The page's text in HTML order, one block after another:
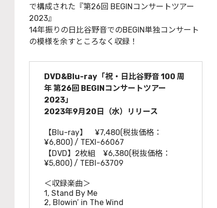
で構成された『第26回 BEGINコンサートツアー
2023』
14年振りの日比谷野音でのBEGIN単独コンサート
の模様を余すところなく収録！
DVD&Blu-ray「祝・日比谷野音 100 周
年 第26回 BEGINコンサートツアー
2023」
2023年9月20日（水）リリース
【Blu-ray】 ¥7,480(税抜価格：
¥6,800) / TEXI-66067
【DVD】2枚組 ¥6,380(税抜価格：
¥5,800) / TEBI-63709
＜収録楽曲＞
1, Stand By Me
2, Blowin’ in The Wind